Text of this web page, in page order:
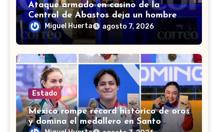
Ataque armado en casino de la
Central de Abastos deja un hombre
muerto en León
Miguel Huerta agosto 7, 2026
Estado
México rompe récord histórico de oros
y domina el medallero en Santo